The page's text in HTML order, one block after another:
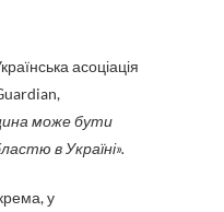
асоціація
може бути
в Україні».
у